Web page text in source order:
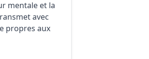
mentale et la
avec
propres aux